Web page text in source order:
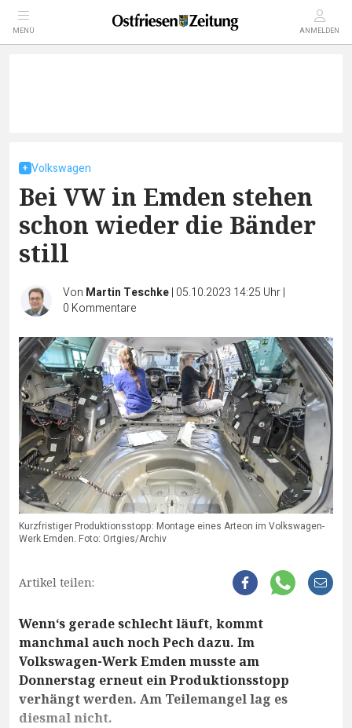
MENÜ ANMELDEN
Volkswagen
Bei VW in Emden stehen
schon wieder die Bänder
still
Von Martin Teschke| 05.10.2023 14:25 Uhr|
0 Kommentare
Kurzfristiger Produktionsstopp: Montage eines Arteon im Volkswagen-
Werk Emden. Foto: Ortgies/Archiv
Artikel teilen:
Wenn‘s gerade schlecht läuft, kommt
manchmal auch noch Pech dazu. Im
Volkswagen-Werk Emden musste am
Donnerstag erneut ein Produktionsstopp
verhängt werden. Am Teilemangel lag es
diesmal nicht.